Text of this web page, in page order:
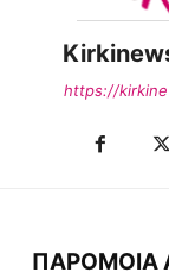
https://
ΠΑΡΟΜΟΙΑ